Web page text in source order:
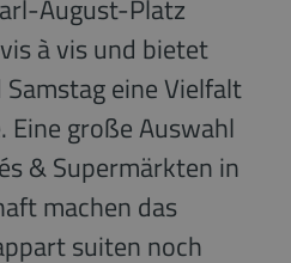
August-Platz
à vis und bietet
eine Vielfalt
große Auswahl
& Supermärkten in
machen das
suiten noch